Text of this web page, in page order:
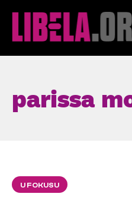
parissa
U FOKUSU